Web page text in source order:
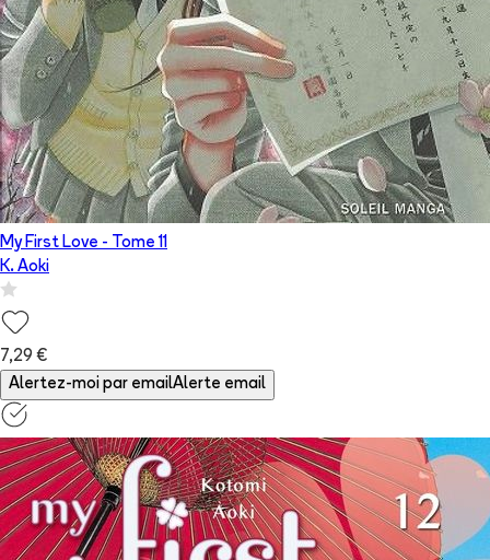
My First Love - Tome 11
K. Aoki
7,29 €
Alertez-moi par emailAlerte email